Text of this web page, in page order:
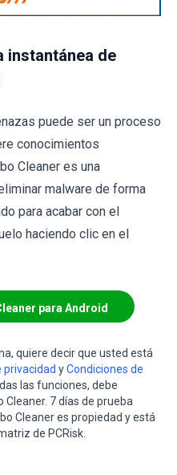
instantánea de
puede ser un proceso
conocimientos
Cleaner es una
malware de forma
para acabar con el
haciendo clic en el
para Android
quiere decir que usted está
privacidad yCondiciones de
las funciones, debe
7 días de prueba
Cleaner es propiedad y está
de PCRisk.